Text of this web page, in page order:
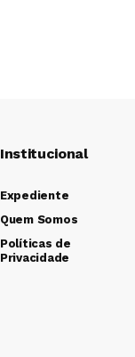
Institucional
Expediente
Quem Somos
Políticas de
Privacidade